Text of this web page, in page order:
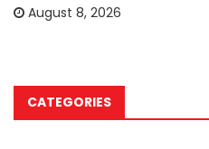
August 8, 2026
CATEGORIES